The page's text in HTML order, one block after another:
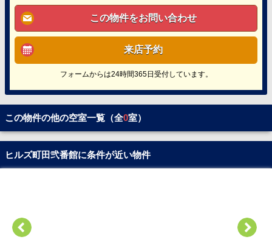
この物件をお問い合わせ
来店予約
フォームからは24時間365日受付しています。
この物件の他の空室一覧（全0室）
ヒルズ町田弐番館に条件が近い物件